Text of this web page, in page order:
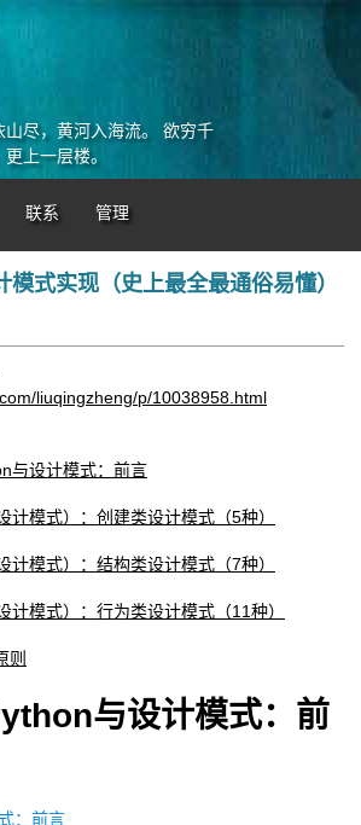
山尽，黄河入海流。 欲穷千
更上一层楼。
联系 管理
式实现（史上最全最通俗易懂）
liuqingzheng/p/10038958.html
与设计模式：前言
计模式）：创建类设计模式（5种）
计模式）：结构类设计模式（7种）
计模式）：行为类设计模式（11种）
则
与设计模式：前
：前言